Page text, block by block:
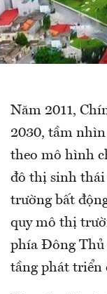
Năm 2011,
2030, tầm
theo mô hình
đô thị sinh thái
trường bất
quy mô thị
phía Đông Thủ
tầng phát triển